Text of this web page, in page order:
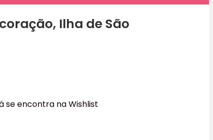
Ilha de São
se encontra na Wishlist